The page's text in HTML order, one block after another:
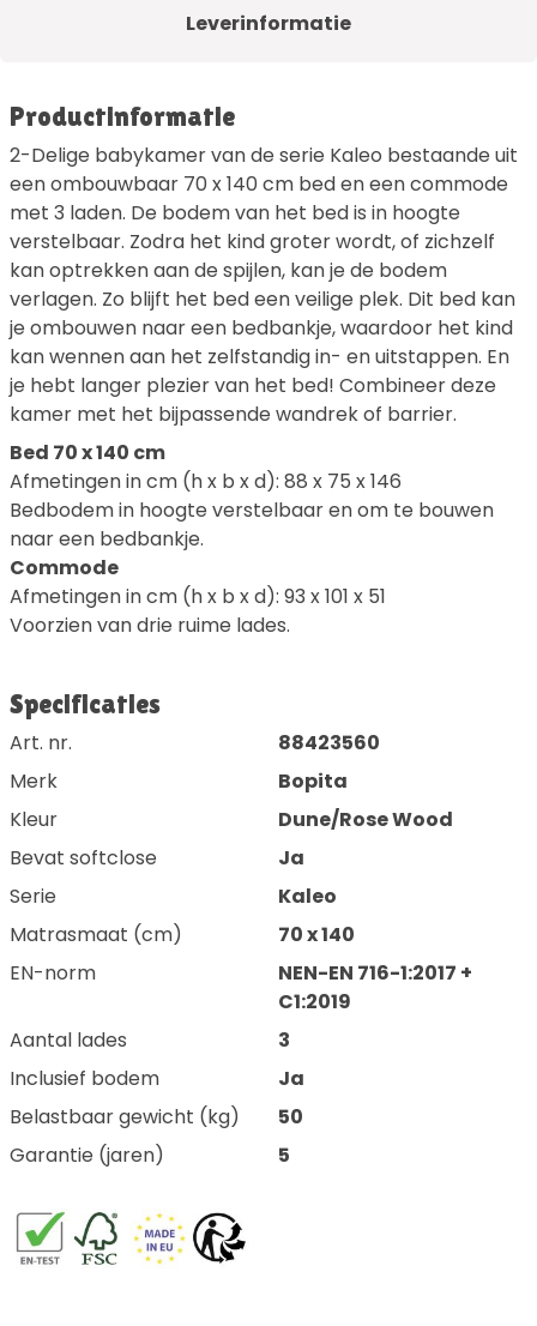
Leverinformatie
Productinformatie
2-Delige babykamer van de serie Kaleo bestaande uit
een ombouwbaar 70 x 140 cm bed en een commode
met 3 laden. De bodem van het bed is in hoogte
verstelbaar. Zodra het kind groter wordt, of zichzelf
kan optrekken aan de spijlen, kan je de bodem
verlagen. Zo blijft het bed een veilige plek. Dit bed kan
je ombouwen naar een bedbankje, waardoor het kind
kan wennen aan het zelfstandig in- en uitstappen. En
je hebt langer plezier van het bed! Combineer deze
kamer met het bijpassende wandrek of barrier.
Bed 70 x 140 cm
Afmetingen in cm (h x b x d): 88 x 75 x 146
Bedbodem in hoogte verstelbaar en om te bouwen
naar een bedbankje.
Commode
Afmetingen in cm (h x b x d): 93 x 101 x 51
Voorzien van drie ruime lades.
Specificaties
Art. nr.
88423560
Merk
Bopita
Kleur
Dune/Rose Wood
Bevat softclose
Ja
Serie
Kaleo
Matrasmaat (cm)
70 x 140
EN-norm
NEN-EN 716-1:2017 +
C1:2019
Aantal lades
3
Inclusief bodem
Ja
Belastbaar gewicht (kg)
50
Garantie (jaren)
5